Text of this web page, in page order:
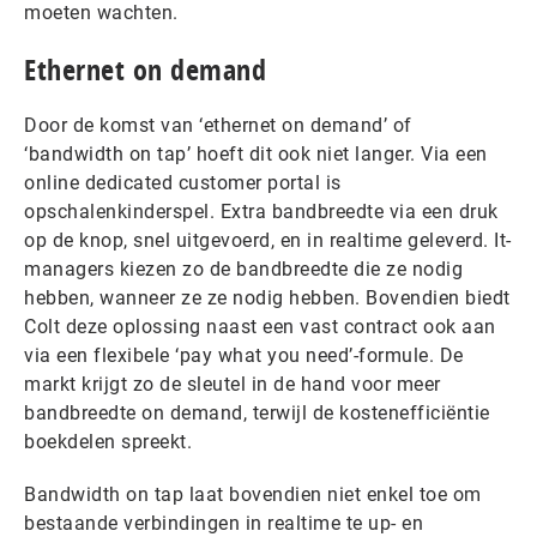
moeten wachten.
Ethernet on demand
Door de komst van ‘ethernet on demand’ of
‘bandwidth on tap’ hoeft dit ook niet langer. Via een
online dedicated customer portal is
opschalenkinderspel. Extra bandbreedte via een druk
op de knop, snel uitgevoerd, en in realtime geleverd. It-
managers kiezen zo de bandbreedte die ze nodig
hebben, wanneer ze ze nodig hebben. Bovendien biedt
Colt deze oplossing naast een vast contract ook aan
via een flexibele ‘pay what you need’-formule. De
markt krijgt zo de sleutel in de hand voor meer
bandbreedte on demand, terwijl de kostenefficiëntie
boekdelen spreekt.
Bandwidth on tap laat bovendien niet enkel toe om
bestaande verbindingen in realtime te up- en